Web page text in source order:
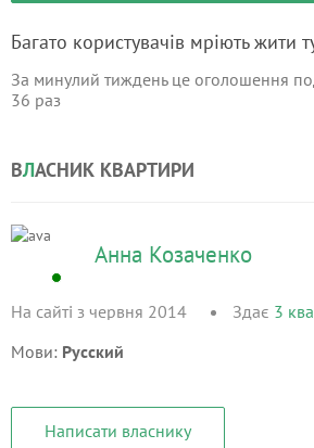
Багато користувачів мріють жити
За минулий тиждень це оголошення
36 раз
ВЛАСНИК КВАРТИРИ
Анна Козаченко
На сайті з червня 2014 Здає 3
Мови: Русский
Написати власнику